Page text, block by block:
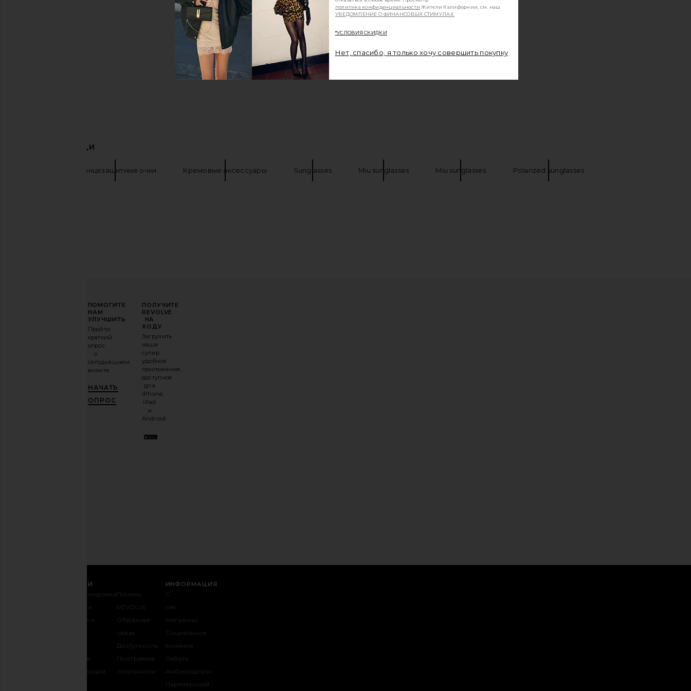
ПОХОЖИЕ ВЕЩИ
Солнцезащитные очки Кремовые аксессуары Sunglasses Miu sunglasses Miu sunglasses Polarized sunglasses
ПОМОГИТЕ
НАМ
УЛУЧШИТЬ
Пройти
краткий
опрос
о
сегодняшнем
визите.
НАЧАТЬ
ОПРОС
ПОЛУЧИТЕ
REVOLVE
НА
ХОДУ
Загрузить
наше
супер
удобное
приложение,
доступное
для
iPhone,
iPad
и
Android.
СЛУЖБА ПОДДЕРЖКИ
Транспортировка
и доставка
Возвраты и
размеров
Одаривающий
Почему
REVOLVE
Обратная
связь
Доступность
Программа
лояльности
ИНФОРМАЦИЯ
О
нас
Магазины
Социальное
влияние
Работа
Амбассадоры
Партнерский
политика конфиденциальности Жители Калифорнии, см. наш
УВЕДОМЛЕНИЕ О ФИНАНСОВЫХ СТИМУЛАХ.
*УСЛОВИЯ СКИДКИ
Нет, спасибо, я только хочу совершить покупку